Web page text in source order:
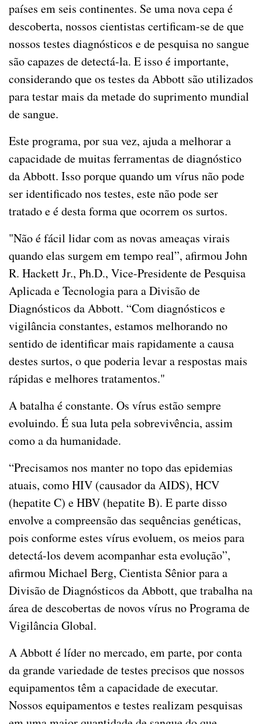
países em seis continentes. Se uma nova cepa é
descoberta, nossos cientistas certificam-se de que
nossos testes diagnósticos e de pesquisa no sangue
são capazes de detectá-la. E isso é importante,
considerando que os testes da Abbott são utilizados
para testar mais da metade do suprimento mundial
de sangue.
Este programa, por sua vez, ajuda a melhorar a
capacidade de muitas ferramentas de diagnóstico
da Abbott. Isso porque quando um vírus não pode
ser identificado nos testes, este não pode ser
tratado e é desta forma que ocorrem os surtos.
"Não é fácil lidar com as novas ameaças virais
quando elas surgem em tempo real”, afirmou John
R. Hackett Jr., Ph.D., Vice-Presidente de Pesquisa
Aplicada e Tecnologia para a Divisão de
Diagnósticos da Abbott. “Com diagnósticos e
vigilância constantes, estamos melhorando no
sentido de identificar mais rapidamente a causa
destes surtos, o que poderia levar a respostas mais
rápidas e melhores tratamentos."
A batalha é constante. Os vírus estão sempre
evoluindo. É sua luta pela sobrevivência, assim
como a da humanidade.
“Precisamos nos manter no topo das epidemias
atuais, como HIV (causador da AIDS), HCV
(hepatite C) e HBV (hepatite B). E parte disso
envolve a compreensão das sequências genéticas,
pois conforme estes vírus evoluem, os meios para
detectá-los devem acompanhar esta evolução”,
afirmou Michael Berg, Cientista Sênior para a
Divisão de Diagnósticos da Abbott, que trabalha na
área de descobertas de novos vírus no Programa de
Vigilância Global.
A Abbott é líder no mercado, em parte, por conta
da grande variedade de testes precisos que nossos
equipamentos têm a capacidade de executar.
Nossos equipamentos e testes realizam pesquisas